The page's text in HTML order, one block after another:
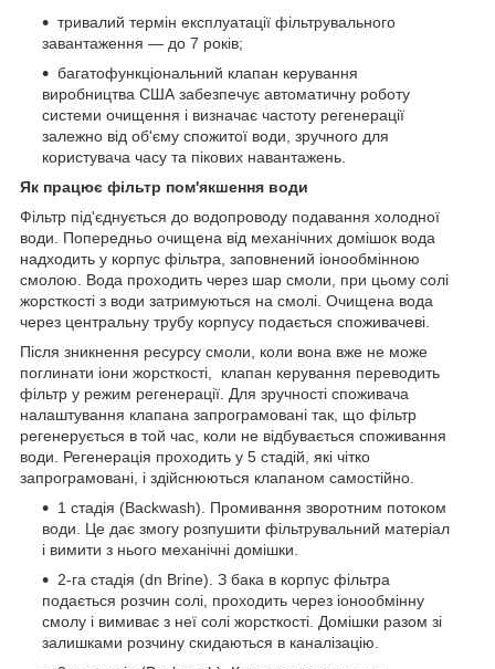
тривалий термін експлуатації фільтрувального
завантаження — до 7 років;
багатофункціональний клапан керування
виробництва США забезпечує автоматичну роботу
системи очищення і визначає частоту регенерації
залежно від об'єму спожитої води, зручного для
користувача часу та пікових навантажень.
Як працює фільтр пом'якшення води
Фільтр під'єднується до водопроводу подавання холодної
води. Попередньо очищена від механічних домішок вода
надходить у корпус фільтра, заповнений іонообмінною
смолою. Вода проходить через шар смоли, при цьому солі
жорсткості з води затримуються на смолі. Очищена вода
через центральну трубу корпусу подається споживачеві.
Після зникнення ресурсу смоли, коли вона вже не може
поглинати іони жорсткості, клапан керування переводить
фільтр у режим регенерації. Для зручності споживача
налаштування клапана запрограмовані так, що фільтр
регенерується в той час, коли не відбувається споживання
води. Регенерація проходить у 5 стадій, які чітко
запрограмовані, і здійснюються клапаном самостійно.
1 стадія (Backwash). Промивання зворотним потоком
води. Це дає змогу розпушити фільтрувальний матеріал
і вимити з нього механічні домішки.
2-га стадія (dn Brine). З бака в корпус фільтра
подається розчин солі, проходить через іонообмінну
смолу і вимиває з неї солі жорсткості. Домішки разом зі
залишками розчину скидаються в каналізацію.